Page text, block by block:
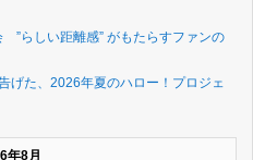
”らしい距離感” がもたらすファンの
げた、2026年夏のハロー！プロジェ
年8月